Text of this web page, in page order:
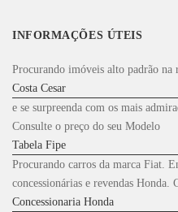
INFORMAÇÕES ÚTEIS
Procurando imóveis alto padrão
Costa Cesar
e se surpreenda com os mais
Consulte o preço do seu Modelo
Tabela Fipe
Procurando carros da marca Fiat.
concessionárias e revendas Honda.
Concessionaria Honda